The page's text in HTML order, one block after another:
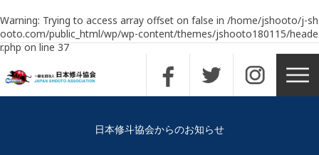
Warning: Trying to access array offset on false in /home/jshooto/j-sh
ooto.com/public_html/wp/wp-content/themes/jshooto180115/heade
r.phpon line37
日本修斗協会からのお知らせ